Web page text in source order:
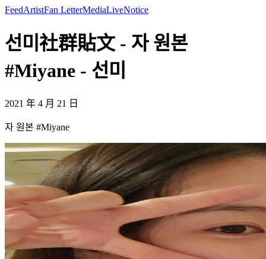
FeedArtistFan LetterMediaLiveNotice
선미社群貼文 - 자 원본
#Miyane - 선미
2021 年 4 月 21 日
자 원본 #Miyane